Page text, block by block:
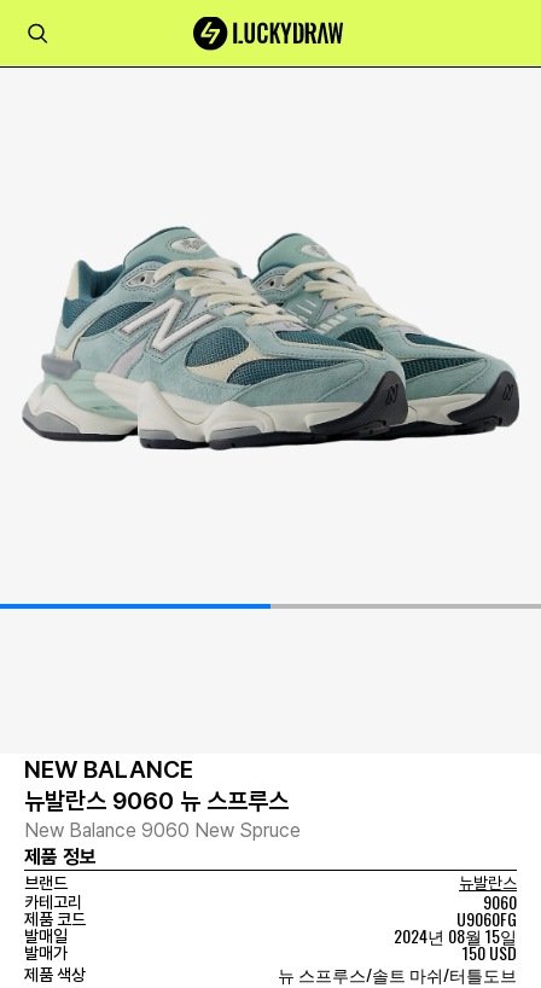
NEW BALANCE
뉴발란스 9060 뉴 스프루스
New Balance 9060 New Spruce
제품 정보
브랜드
뉴발란스
카테고리
9060
제품 코드 U9060FG
발매일 2024년 08월 15일
발매가 150 USD
제품 색상 뉴 스프루스/솔트 마쉬/터틀도브